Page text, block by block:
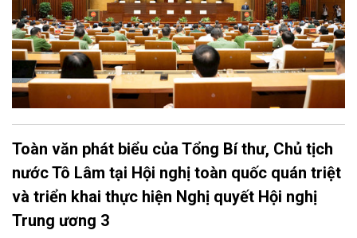
Toàn văn phát biểu của Tổng Bí thư, Chủ tịch
nước Tô Lâm tại Hội nghị toàn quốc quán triệt
và triển khai thực hiện Nghị quyết Hội nghị
Trung ương 3